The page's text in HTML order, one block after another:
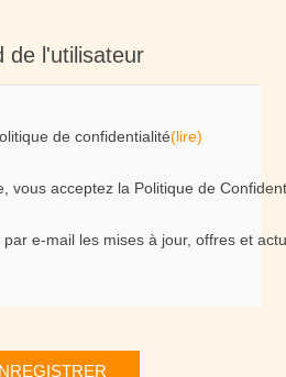
de l'utilisateur
de confidentialité(lire)
vous acceptez la Politique de
e-mail les mises à jour, offres et